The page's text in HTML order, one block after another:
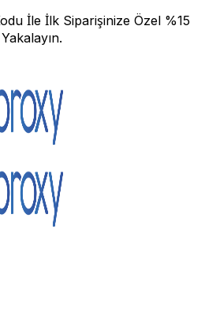
İle İlk Siparişinize Özel %15